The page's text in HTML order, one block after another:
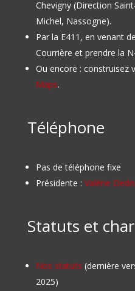
Chevigny (Direction
Michel, Nassogne).
Par la E411, en venant
Courrière et prendre la
Ou encore : construisez
Maps.
Téléphone
Pas de téléphone fixe
Présidente : Valérie
Statuts et
Nos statuts (dernière
2025)